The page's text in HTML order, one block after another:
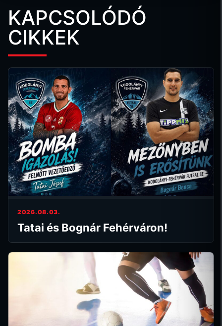
KAPCSOLÓDÓ
CIKKEK
2026.08.03.
Tatai és Bognár Fehérváron!